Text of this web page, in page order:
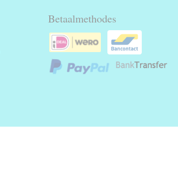
Betaalmethodes